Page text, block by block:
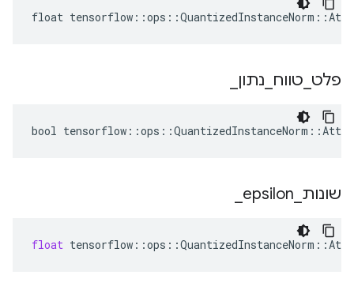
float
פלט טווח נתון
bool
שונות epsilon
float tensorflow ::ops ::QuantizedInstanceNorm ::